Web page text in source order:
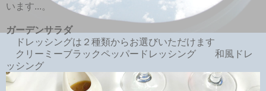
います...。
ガーデンサラダ
ドレッシングは２種類からお選びいただけます
クリーミーブラックペッパードレッシング 和風ドレ
ッシング